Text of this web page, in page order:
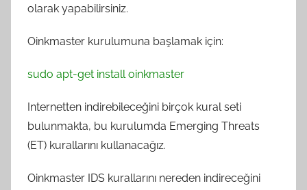
r
olarak yapabilirsiniz.
Oinkmaster kurulumuna başlamak için:
sudo apt-get install oinkmaster
Internetten indirebileceğini birçok kural seti
bulunmakta, bu kurulumda Emerging Threats
(ET) kurallarını kullanacağız.
Oinkmaster IDS kurallarını nereden indireceğini